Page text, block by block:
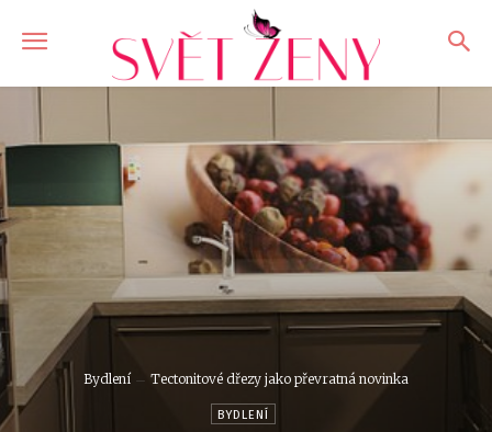
Bydlení Tectonitové dřezy jako převratná novinka
BYDLENÍ